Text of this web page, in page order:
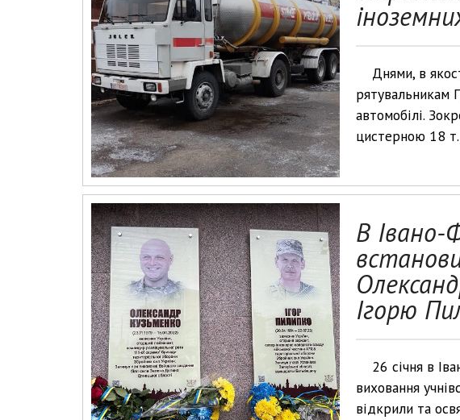
Днями, в
рятувальникам
автомобілі.
цистерною 18
В Івано-
Ігорю
26 січня в
виховання
відкрили та